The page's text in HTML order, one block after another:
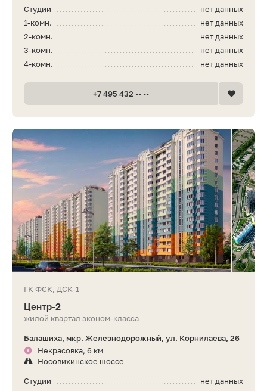
нет данных
Студии
нет данных
1-комн.
нет данных
2-комн.
нет данных
3-комн.
нет данных
4-комн.
+7 495 432 •• ••
ГК ФСК, ДСК-1
Центр-2
жилой квартал эконом-класса
Балашиха, мкр. Железнодорожный, ул. Корнилаева, 26
Некрасовка, 6 км
Носовихинское шоссе
нет данных
Студии